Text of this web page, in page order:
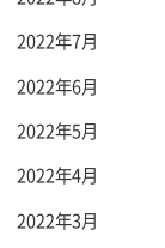
2022年7月
2022年6月
2022年5月
2022年4月
2022年3月